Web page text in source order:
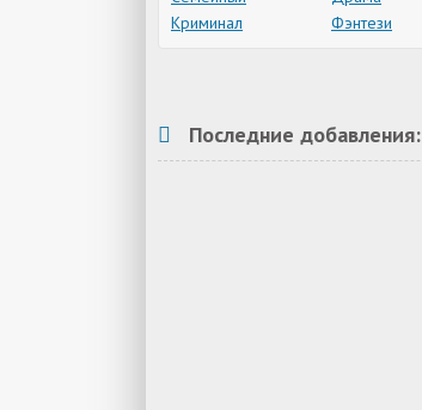
Криминал
Фэнтези
Последние добавления: